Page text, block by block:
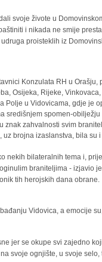
svoje živote u
i nikada ne smije
proisteklih iz
Konzulata RH u Orašju,
Osijeka, Rijeke,
Polje u Vidovicama, gdje je
središnjem spomen-
znak zahvalnosti svim
brojna izaslanstva, bila su i
nekih bilateralnih tema i,
braniteljima - izjavio je
tih herojskih dana obrane.
Vidovica, a emocije
jer se okupe svi zajedno
svoje ognjište, u svoje selo,